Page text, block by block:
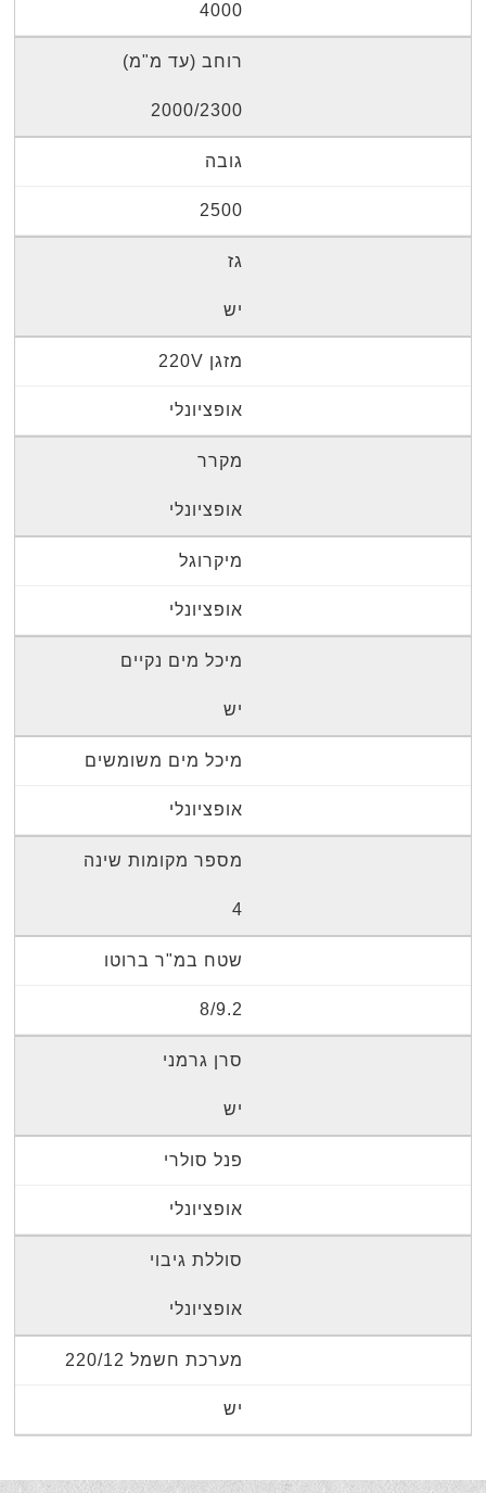
4000
רוחב (עד מ"מ)
2000/2300
גובה
2500
גז
יש
מזגן 220V
אופציונלי
מקרר
אופציונלי
מיקרוגל
אופציונלי
מיכל מים נקיים
יש
מיכל מים משומשים
אופציונלי
מספר מקומות שינה
4
שטח במ"ר ברוטו
8/9.2
סרן גרמני
יש
פנל סולרי
אופציונלי
סוללת גיבוי
אופציונלי
מערכת חשמל 220/12
יש